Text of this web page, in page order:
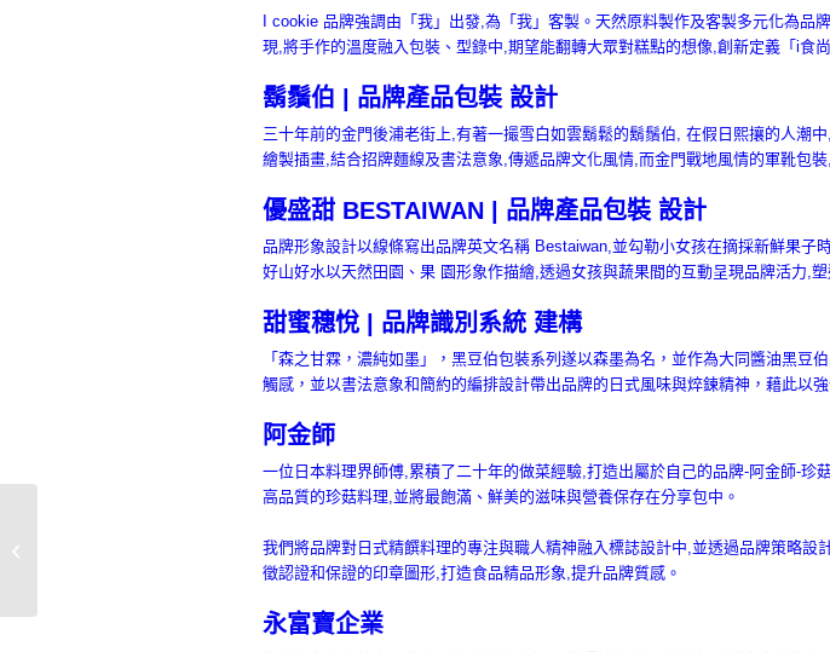
I cookie 品牌強調由「我」出發,為「我」客製。天然原料製作及客製多元化為
現,將手作的溫度融入包裝、型錄中,期望能翻轉大眾對糕點的想像,創新定義「i食
鬍鬚伯 | 品牌產品包裝 設計
三十年前的金門後浦老街上,有著一撮雪白如雲鬍鬆的鬍鬚伯, 在假日熙攘的人潮
繪製插畫,結合招牌麵線及書法意象,傳遞品牌文化風情,而金門戰地風情的軍靴包
優盛甜 BESTAIWAN | 品牌產品包裝 設計
品牌形象設計以線條寫出品牌英文名稱 Bestaiwan,並勾勒小女孩在摘採新鮮果
好山好水以天然田園、果 園形象作描繪,透過女孩與蔬果間的互動呈現品牌活力,
甜蜜穗悅 | 品牌識別系統 建構
「森之甘霖，濃純如墨」，黑豆伯包裝系列遂以森墨為名，並作為大同醬油黑
觸感，並以書法意象和簡約的編排設計帶出品牌的日式風味與焠鍊精神，藉此以
阿金師
一位日本料理界師傅,累積了二十年的做菜經驗,打造出屬於自己的品牌-阿金師-
高品質的珍菇料理,並將最飽滿、鮮美的滋味與營養保存在分享包中。
我們將品牌對日式精饌料理的專注與職人精神融入標誌設計中,並透過品牌策略
徵認證和保證的印章圖形,打造食品精品形象,提升品牌質感。
永富寶企業